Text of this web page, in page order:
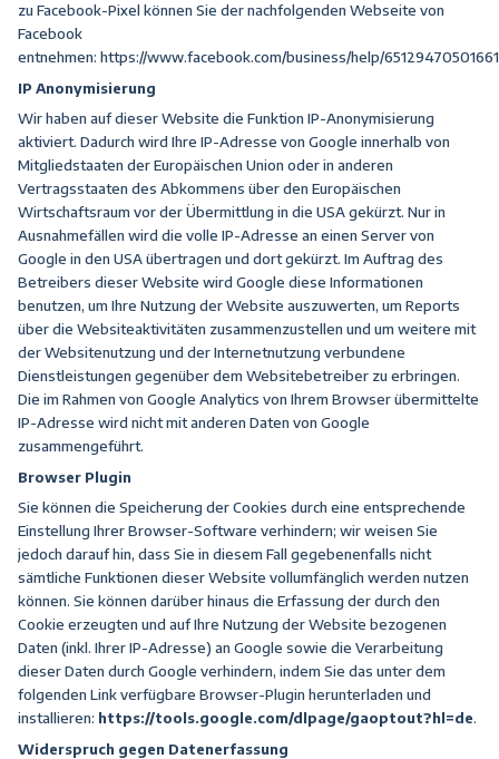
zu Facebook-Pixel können Sie der nachfolgenden Webseite von
Facebook
entnehmen: https://www.facebook.com/business/help/
IP Anonymisierung
Wir haben auf dieser Website die Funktion IP-Anonymisierung
aktiviert. Dadurch wird Ihre IP-Adresse von Google innerhalb von
Mitgliedstaaten der Europäischen Union oder in anderen
Vertragsstaaten des Abkommens über den Europäischen
Wirtschaftsraum vor der Übermittlung in die USA gekürzt. Nur in
Ausnahmefällen wird die volle IP-Adresse an einen Server von
Google in den USA übertragen und dort gekürzt. Im Auftrag des
Betreibers dieser Website wird Google diese Informationen
benutzen, um Ihre Nutzung der Website auszuwerten, um Reports
über die Websiteaktivitäten zusammenzustellen und um weitere mit
der Websitenutzung und der Internetnutzung verbundene
Dienstleistungen gegenüber dem Websitebetreiber zu erbringen.
Die im Rahmen von Google Analytics von Ihrem Browser übermittelte
IP-Adresse wird nicht mit anderen Daten von Google
zusammengeführt.
Browser Plugin
Sie können die Speicherung der Cookies durch eine entsprechende
Einstellung Ihrer Browser-Software verhindern; wir weisen Sie
jedoch darauf hin, dass Sie in diesem Fall gegebenenfalls nicht
sämtliche Funktionen dieser Website vollumfänglich werden nutzen
können. Sie können darüber hinaus die Erfassung der durch den
Cookie erzeugten und auf Ihre Nutzung der Website bezogenen
Daten (inkl. Ihrer IP-Adresse) an Google sowie die Verarbeitung
dieser Daten durch Google verhindern, indem Sie das unter dem
folgenden Link verfügbare Browser-Plugin herunterladen und
installieren: https://tools.google.com/dlpage/gaoptout?hl=de.
Widerspruch gegen Datenerfassung